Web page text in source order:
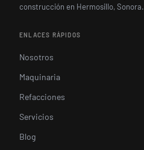
construcción en Hermosillo, Sonora.
ENLACES RÁPIDOS
Nosotros
Maquinaria
Refacciones
Servicios
Blog